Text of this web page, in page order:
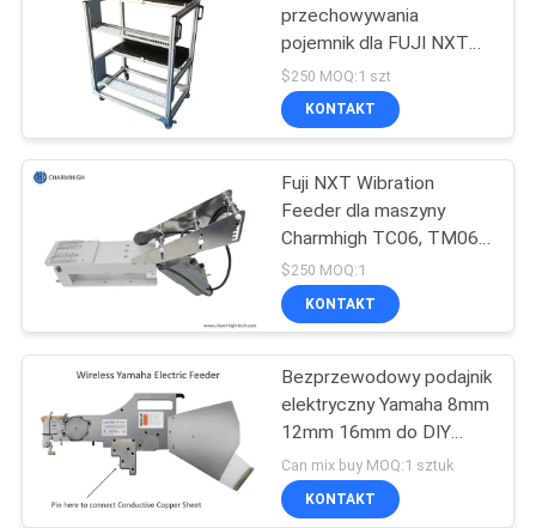
SMD Maszyna Pick
and Place
Linia montażowa
PCB
przechowywania
pojemnik dla FUJI NXT
elektryczny pojemnik
Charmhigh maszyny SMT
$250 MOQ:1 szt
KONTAKT
Fuji NXT Wibration
Feeder dla maszyny
Charmhigh TC06, TM06,
TM08, TS10 SMT
$250 MOQ:1
KONTAKT
Bezprzewodowy podajnik
elektryczny Yamaha 8mm
12mm 16mm do DIY
SMT Pick and Place
Machine, Charmhigh
SMT Machine
Can mix buy MOQ:1 sztuk
KONTAKT